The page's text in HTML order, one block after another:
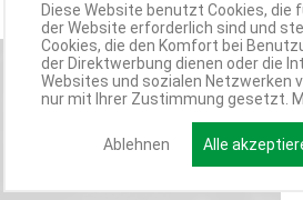
Diese Website benutzt Cookies, die
der Website erforderlich sind und
Cookies, die den Komfort bei
der Direktwerbung dienen oder die
Websites und sozialen Netzwerken
nur mit Ihrer Zustimmung gesetzt.
Ablehnen Alle